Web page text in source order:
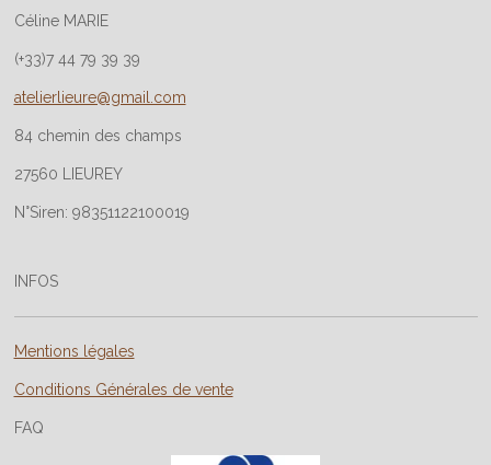
Céline MARIE
(+33)7 44 79 39 39
atelierlieure@gmail.com
84 chemin des champs
27560 LIEUREY
N°Siren: 98351122100019
INFOS
Mentions légales
Conditions Générales de vente
FAQ